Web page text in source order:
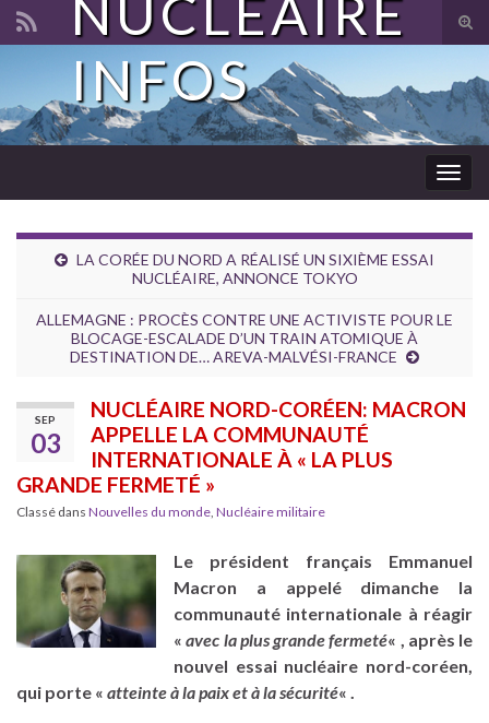
Search for:
NUCLÉAIRE
INFOS
LA CORÉE DU NORD A RÉALISÉ UN SIXIÈME ESSAI
NUCLÉAIRE, ANNONCE TOKYO
ALLEMAGNE : PROCÈS CONTRE UNE ACTIVISTE POUR LE
BLOCAGE-ESCALADE D’UN TRAIN ATOMIQUE À
DESTINATION DE… AREVA-MALVÉSI-FRANCE
SEP
03
NUCLÉAIRE NORD-CORÉEN: MACRON
APPELLE LA COMMUNAUTÉ
INTERNATIONALE À « LA PLUS
GRANDE FERMETÉ »
Classé dans Nouvelles du monde, Nucléaire militaire
Le président français Emmanuel
Macron a appelé dimanche la
communauté internationale à réagir
«avec la plus grande fermeté« , après le
nouvel essai nucléaire nord-coréen,
qui porte « atteinte à la paix et à la sécurité« .